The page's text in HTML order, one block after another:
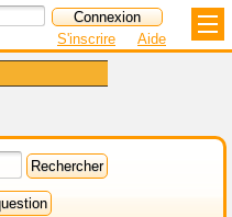
S'inscrire Aide